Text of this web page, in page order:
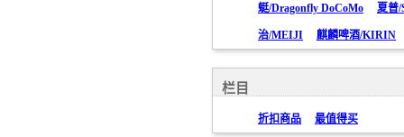
蜓/Dragonfly DoCoMo 夏普/
治/MEIJI 麒麟啤酒/KIRIN
栏目
折扣商品 最值得买